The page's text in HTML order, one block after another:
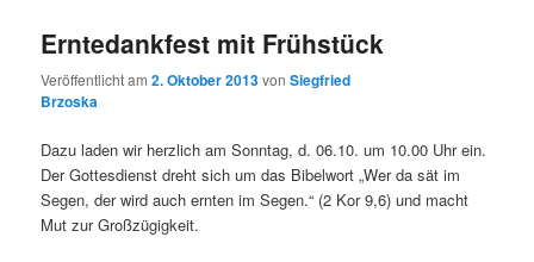
Erntedankfest mit Frühstück
Veröffentlicht am2. Oktober 2013vonSiegfried
Brzoska
Dazu laden wir herzlich am Sonntag, d. 06.10. um 10.00 Uhr ein.
Der Gottesdienst dreht sich um das Bibelwort „Wer da sät im
Segen, der wird auch ernten im Segen.“ (2 Kor 9,6) und macht
Mut zur Großzügigkeit.